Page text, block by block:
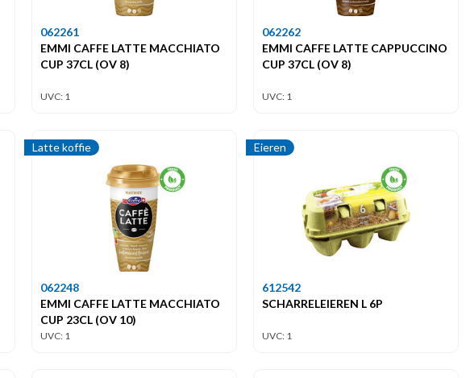
062261
EMMI CAFFE LATTE MACCHIATO
CUP 37CL (OV 8)
UVC: 1
062262
EMMI CAFFE LATTE CAPPUCCINO
CUP 37CL (OV 8)
UVC: 1
Latte koffie
062248
EMMI CAFFE LATTE MACCHIATO
CUP 23CL (OV 10)
UVC: 1
Eieren
612542
SCHARRELEIEREN L 6P
UVC: 1